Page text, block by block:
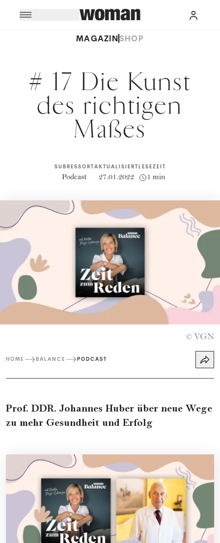
MAGAZINSHOP
# 17 Die Kunst
des richtigen
Maßes
SUBRESSORT
Podcast
AKTUALISIERT
27.01.2022
LESEZEIT
1 min
© VGN
HOME BALANCE PODCAST
Prof. DDR. Johannes Huber über neue Wege
zu mehr Gesundheit und Erfolg